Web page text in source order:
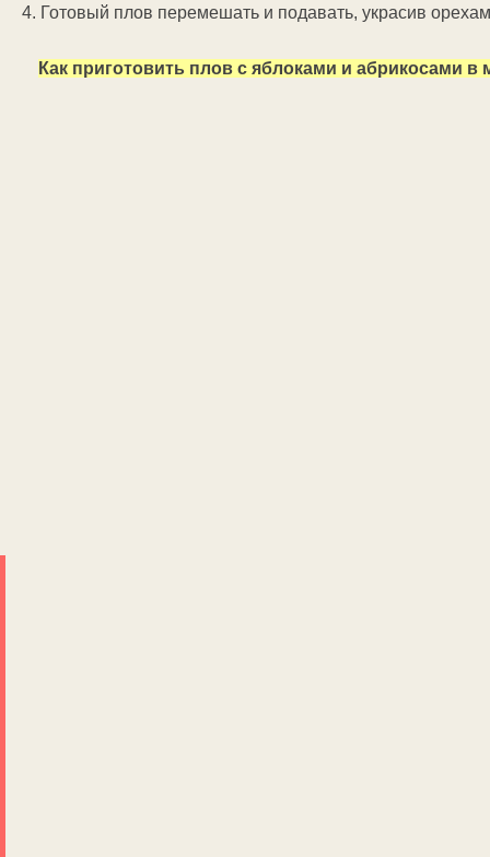
4. Готовый плов перемешать и подавать, украсив
Как приготовить плов с яблоками и абрикосами в